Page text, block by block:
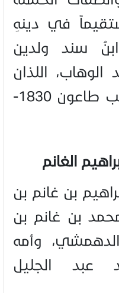
في دينهِ
سند ولدين
الوهاب، اللذان
توفيا في البصرة بسبب طاعون 1830-
الغانم
بن غانم بن
بن غانم بن
وأمه
عبد الجليل